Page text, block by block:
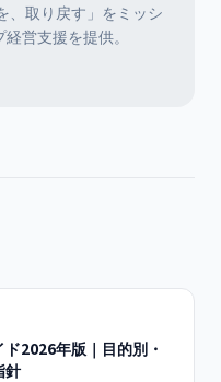
、取り戻す」をミッシ
営支援を提供。
2026年版｜目的別・
針